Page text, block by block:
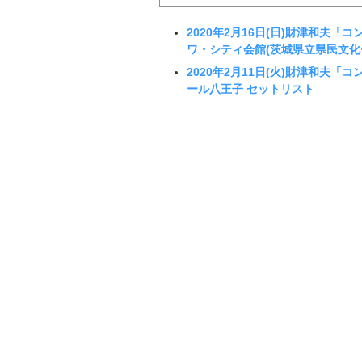
2020年2月16日(日)財津和夫「コ
ワ・シティ会館(茨城県立県民文
2020年2月11日(火)財津和夫「コ
ール八王子 セットリスト